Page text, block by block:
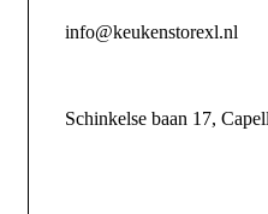
info@keukenstorexl.nl
Schinkelse baan 17,